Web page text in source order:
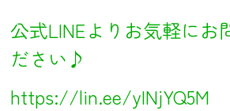
公式LINEよりお気軽にお
ださい♪
https://lin.ee/yINjYQ5M